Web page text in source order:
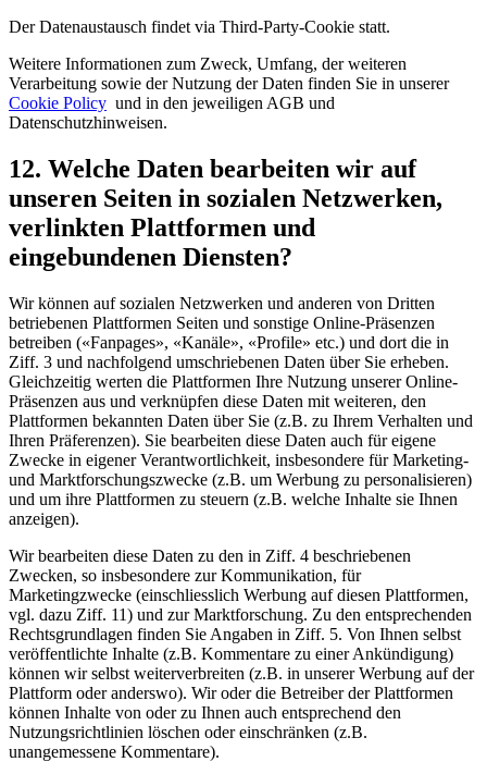
Der Datenaustausch findet via Third-Party-Cookie statt.
Weitere Informationen zum Zweck, Umfang, der weiteren
Verarbeitung sowie der Nutzung der Daten finden Sie in unserer
Cookie Policy und in den jeweiligen AGB und
Datenschutzhinweisen.
12. Welche Daten bearbeiten wir auf
unseren Seiten in sozialen Netzwerken,
verlinkten Plattformen und
eingebundenen Diensten?
Wir können auf sozialen Netzwerken und anderen von Dritten
betriebenen Plattformen Seiten und sonstige Online-Präsenzen
betreiben («Fanpages», «Kanäle», «Profile» etc.) und dort die in
Ziff. 3 und nachfolgend umschriebenen Daten über Sie erheben.
Gleichzeitig werten die Plattformen Ihre Nutzung unserer Online-
Präsenzen aus und verknüpfen diese Daten mit weiteren, den
Plattformen bekannten Daten über Sie (z.B. zu Ihrem Verhalten und
Ihren Präferenzen). Sie bearbeiten diese Daten auch für eigene
Zwecke in eigener Verantwortlichkeit, insbesondere für Marketing-
und Marktforschungszwecke (z.B. um Werbung zu personalisieren)
und um ihre Plattformen zu steuern (z.B. welche Inhalte sie Ihnen
anzeigen).
Wir bearbeiten diese Daten zu den in Ziff. 4 beschriebenen
Zwecken, so insbesondere zur Kommunikation, für
Marketingzwecke (einschliesslich Werbung auf diesen Plattformen,
vgl. dazu Ziff. 11) und zur Marktforschung. Zu den entsprechenden
Rechtsgrundlagen finden Sie Angaben in Ziff. 5. Von Ihnen selbst
veröffentlichte Inhalte (z.B. Kommentare zu einer Ankündigung)
können wir selbst weiterverbreiten (z.B. in unserer Werbung auf der
Plattform oder anderswo). Wir oder die Betreiber der Plattformen
können Inhalte von oder zu Ihnen auch entsprechend den
Nutzungsrichtlinien löschen oder einschränken (z.B.
unangemessene Kommentare).